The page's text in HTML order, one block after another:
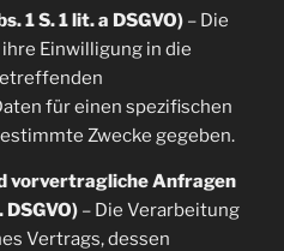
1 S. 1 lit. a DSGVO)– Die
Einwilligung in die
für einen spezifischen
Zwecke gegeben.
vorvertragliche Anfragen
– Die Verarbeitung
Vertrags, dessen